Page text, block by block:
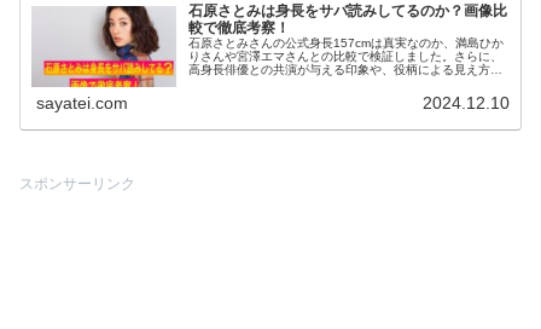
石原さとみは身長をサバ読みしてるのか？画像比
較で徹底考察！
石原さとみさんの公式身長157cmは真実なのか、満島ひか
りさんや宮澤エマさんとの比較で検証しました。さらに、
高身長俳優との共演が与える印象や、役柄による見え方の
sayatei.com 2024.12.10
スポンサーリンク